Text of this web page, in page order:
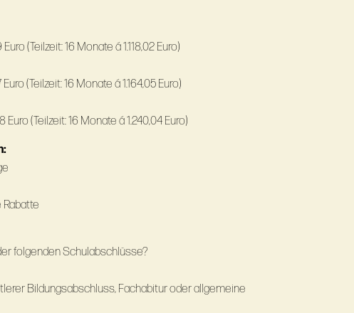
(Teilzeit: 16 Monate á 1.118,02 Euro)
(Teilzeit: 16 Monate á 1.164,05 Euro)
(Teilzeit: 16 Monate á 1.240,04 Euro)
Rabatte
folgenden Schulabschlüsse?
Bildungsabschluss, Fachabitur oder allgemeine